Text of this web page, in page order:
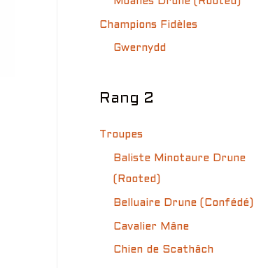
Champions Fidèles
Gwernydd
Rang 2
Troupes
Baliste Minotaure Drune
(Rooted)
Belluaire Drune (Confédé)
Cavalier Mâne
Chien de Scathâch